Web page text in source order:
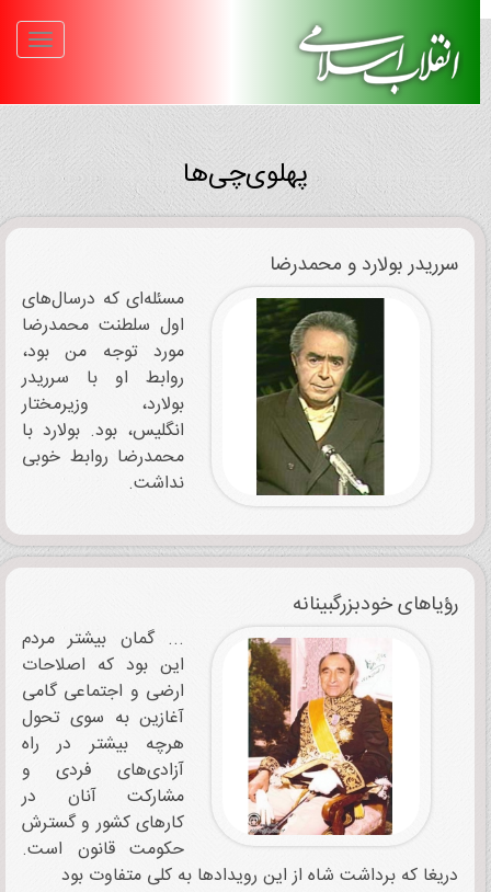
پهلوی‌چی‌ها
سرریدر بولارد و محمدرضا
مسئله‌ای که درسال‌های
اول سلطنت محمدرضا
مورد توجه من بود،
روابط او با سرریدر
بولارد، وزیرمختار
انگلیس، بود. بولارد با
محمدرضا روابط خوبی
نداشت.
رؤیاهای خودبزرگبینانه
... گمان بیشتر مردم
این بود که اصلاحات
ارضی و اجتماعی گامی
آغازین به سوی تحول
هرچه بیشتر در راه
آزادی‌های فردی و
مشارکت آنان در
کارهای کشور و گسترش
حکومت قانون است.
دریغا که برداشت شاه از این رویدادها به کلی متفاوت بود